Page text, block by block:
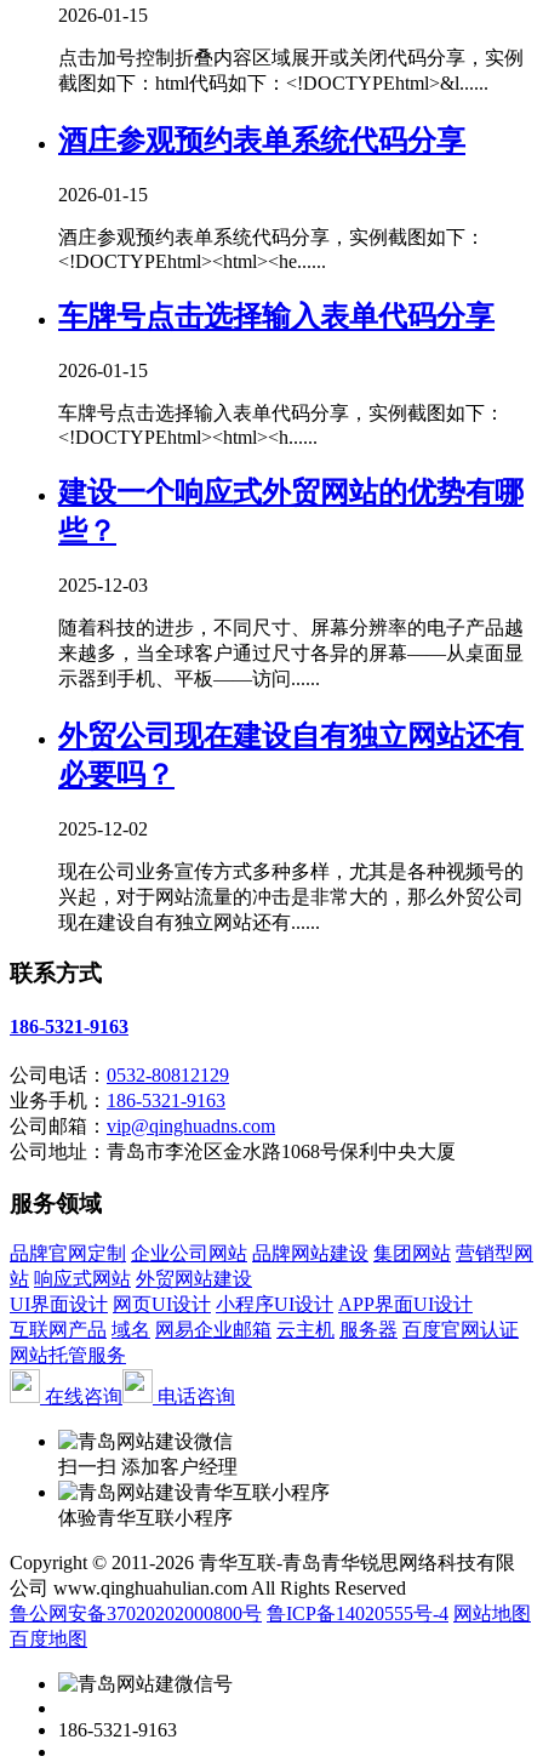
2026-01-15
点击加号控制折叠内容区域展开或关闭代码分享，实例
截图如下：html代码如下：<!DOCTYPEhtml>&l......
酒庄参观预约表单系统代码分享
2026-01-15
酒庄参观预约表单系统代码分享，实例截图如下：
<!DOCTYPEhtml><html><he......
车牌号点击选择输入表单代码分享
2026-01-15
车牌号点击选择输入表单代码分享，实例截图如下：
<!DOCTYPEhtml><html><h......
建设一个响应式外贸网站的优势有哪
些？
2025-12-03
随着科技的进步，不同尺寸、屏幕分辨率的电子产品越
来越多，当全球客户通过尺寸各异的屏幕——从桌面显
示器到手机、平板——访问......
外贸公司现在建设自有独立网站还有
必要吗？
2025-12-02
现在公司业务宣传方式多种多样，尤其是各种视频号的
兴起，对于网站流量的冲击是非常大的，那么外贸公司
现在建设自有独立网站还有......
联系方式
186-5321-9163
公司电话： 0532-80812129
业务手机： 186-5321-9163
公司邮箱： vip@qinghuadns.com
公司地址：青岛市李沧区金水路1068号保利中央大厦
服务领域
品牌官网定制 企业公司网站 品牌网站建设 集团网站 营销型网
站 响应式网站 外贸网站建设
UI界面设计 网页UI设计 小程序UI设计 APP界面UI设计
互联网产品 域名 网易企业邮箱 云主机 服务器 百度官网认证
网站托管服务
在线咨询
电话咨询
扫一扫 添加客户经理
体验青华互联小程序
Copyright © 2011-2026 青华互联-青岛青华锐思网络科技有限
公司 www.qinghuahulian.com All Rights Reserved
鲁公网安备37020202000800号 鲁ICP备14020555号-4 网站地图
百度地图
186-5321-9163